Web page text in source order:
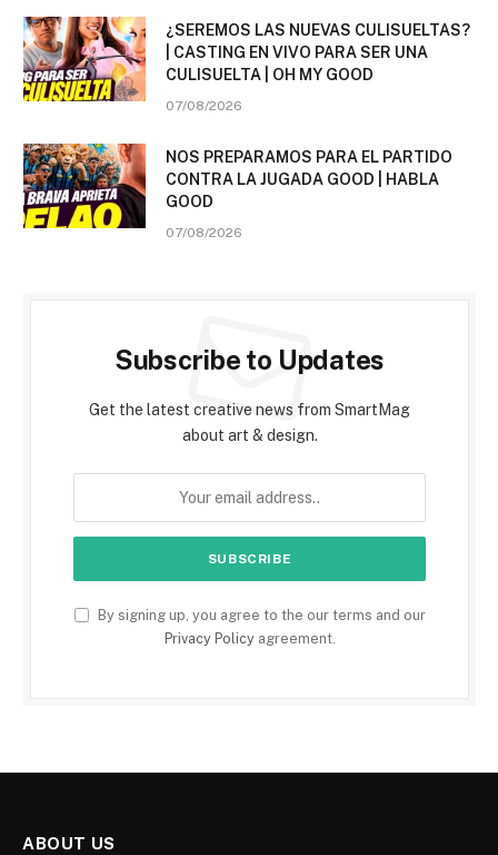
¿SEREMOS LAS NUEVAS CULISUELTAS?
| CASTING EN VIVO PARA SER UNA
CULISUELTA | OH MY GOOD
07/08/2026
NOS PREPARAMOS PARA EL PARTIDO
CONTRA LA JUGADA GOOD | HABLA
GOOD
07/08/2026
Subscribe to Updates
Get the latest creative news from SmartMag
about art & design.
By signing up, you agree to the our terms and our
Privacy Policyagreement.
ABOUT US